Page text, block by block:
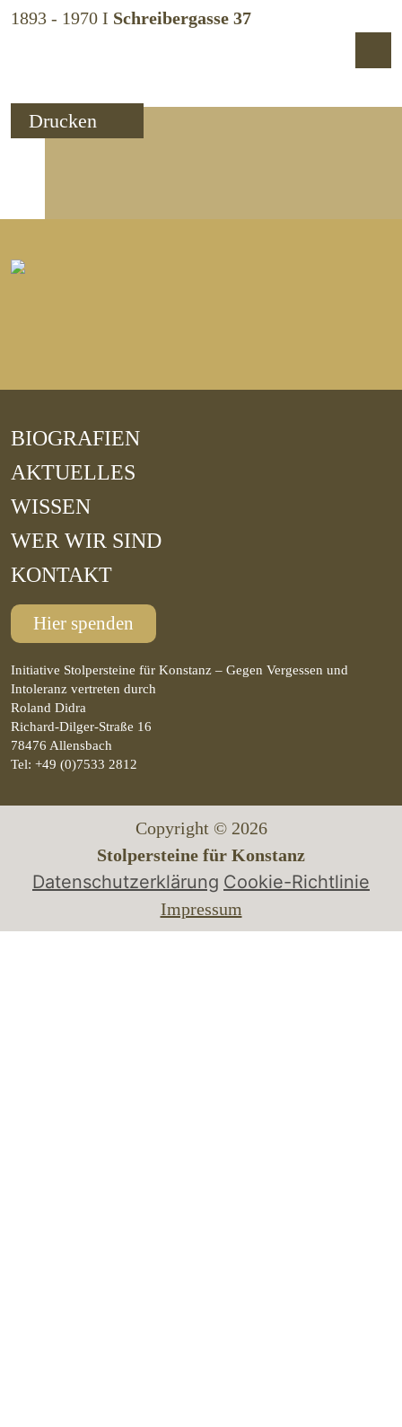
1893 - 1970 I Schreibergasse 37
Drucken
BIOGRAFIEN
AKTUELLES
WISSEN
WER WIR SIND
KONTAKT
Hier spenden
Initiative Stolpersteine für Konstanz – Gegen Vergessen und
Intoleranz vertreten durch
Roland Didra
Richard-Dilger-Straße 16
78476 Allensbach
Tel: +49 (0)7533 2812
Copyright © 2026
Stolpersteine für Konstanz
Datenschutzerklärung Cookie-Richtlinie
Impressum